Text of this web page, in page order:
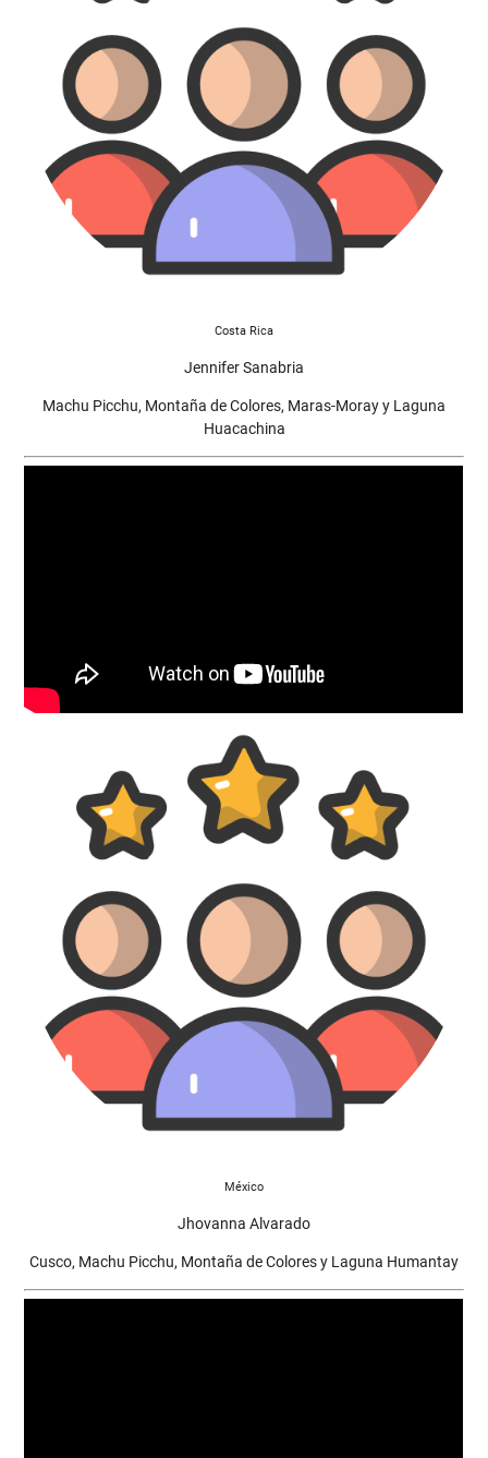
Costa Rica
Jennifer Sanabria
Machu Picchu, Montaña de Colores, Maras-Moray y Laguna
Huacachina
México
Jhovanna Alvarado
Cusco, Machu Picchu, Montaña de Colores y Laguna Humantay